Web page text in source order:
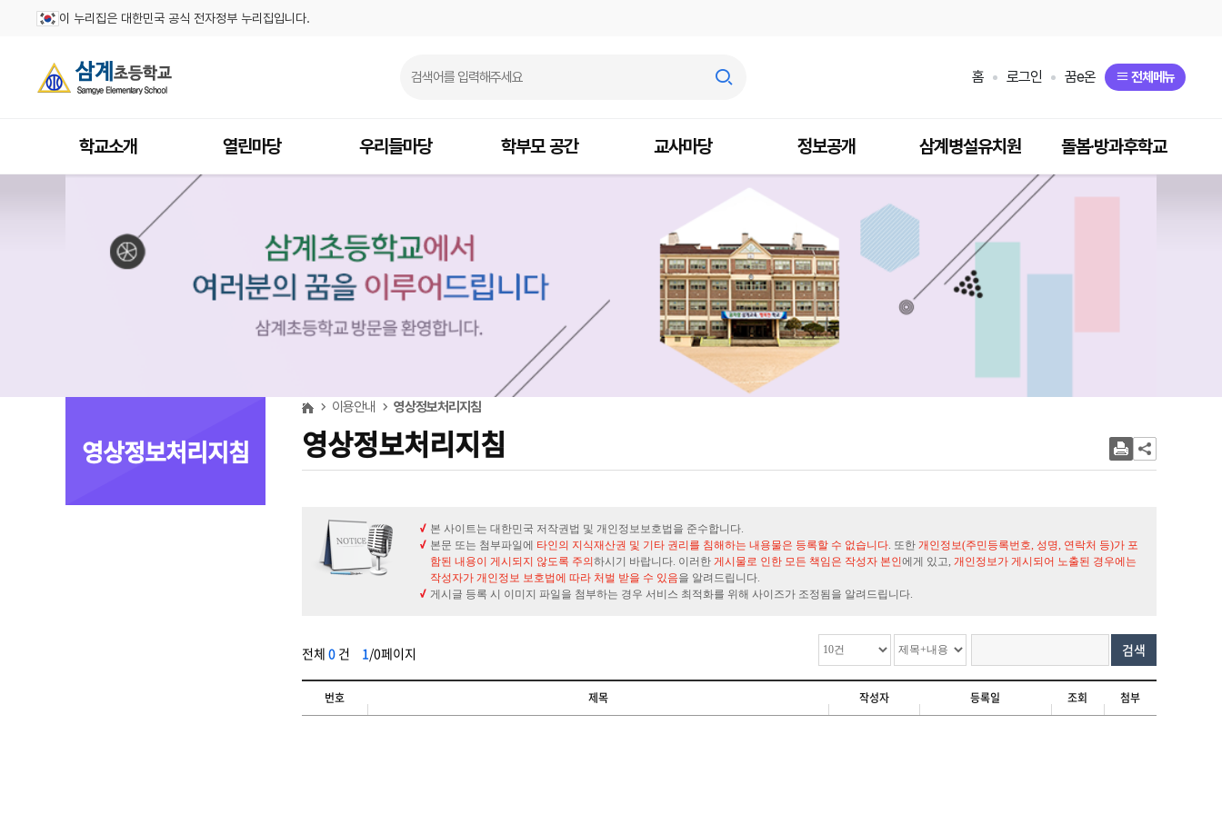
이 누리집은 대한민국 공식 전자정부 누리집입니다.
홈 로그인 꿈e온 전체메뉴
학교소개 열린마당 우리들마당 학부모 공간 교사마당 정보공개 삼계병설유치원 돌봄·방과후학교
영상정보처리지침
이용안내 영상정보처리지침
영상정보처리지침
본 사이트는 대한민국 저작권법 및 개인정보보호법을 준수합니다.
본문 또는 첨부파일에 타인의 지식재산권 및 기타 권리를 침해하는 내용물은 등록할 수 없습니다. 또한 개인정보(주민등록번호, 성명, 연락처 등)가 포
함된 내용이 게시되지 않도록 주의하시기 바랍니다. 이러한 게시물로 인한 모든 책임은 작성자 본인에게 있고, 개인정보가 게시되어 노출된 경우에는
작성자가 개인정보 보호법에 따라 처벌 받을 수 있음을 알려드립니다.
게시글 등록 시 이미지 파일을 첨부하는 경우 서비스 최적화를 위해 사이즈가 조정됨을 알려드립니다.
전체 0 건 1 /0페이지 검색
번호 제목 작성자 등록일 조회 첨부